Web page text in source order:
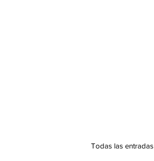
Todas las entradas